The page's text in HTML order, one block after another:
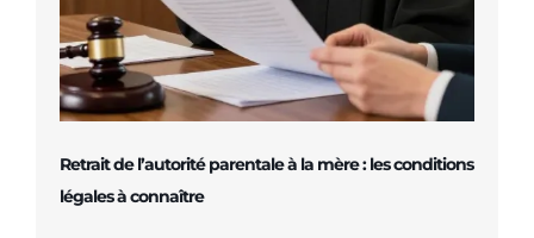
Retrait de l’autorité parentale à la mère : les conditions
légales à connaître